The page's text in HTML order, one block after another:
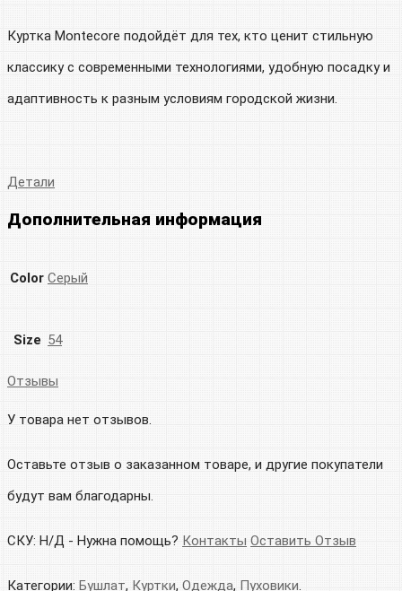
Куртка Montecore подойдёт для тех, кто ценит стильную
классику с современными технологиями, удобную посадку и
адаптивность к разным условиям городской жизни.
Детали
Дополнительная информация
Color Серый
Size 54
Отзывы
У товара нет отзывов.
Оставьте отзыв о заказанном товаре, и другие покупатели
будут вам благодарны.
СКУ: Н/Д - Нужна помощь? Контакты Оставить Отзыв
Категории: Бушлат, Куртки, Одежда, Пуховики